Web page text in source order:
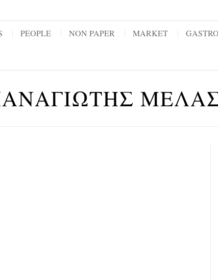
PEOPLE NON PAPER MARKET